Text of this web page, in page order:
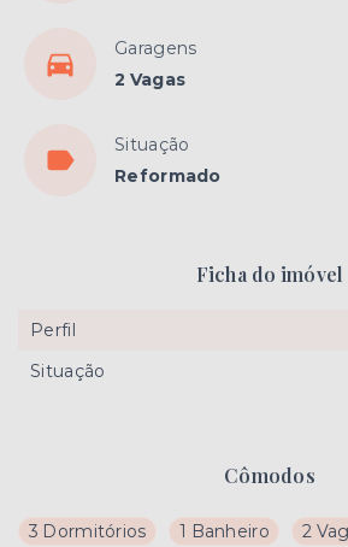
Garagens
2 Vagas
Situação
Reformado
Cômodos
3 Dormitórios 1 Banheiro 2
Ficha do imóvel
Perfil
Situação